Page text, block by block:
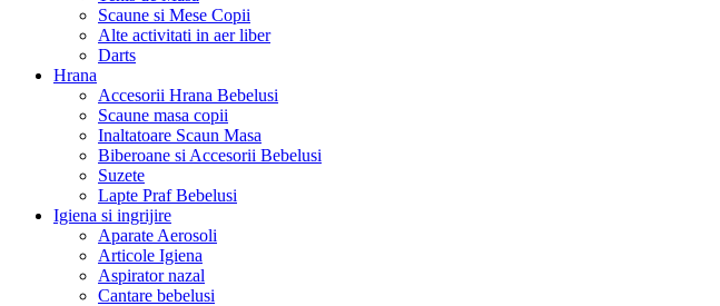
Scaune si Mese Copii
Alte activitati in aer liber
Darts
Hrana
Accesorii Hrana Bebelusi
Scaune masa copii
Inaltatoare Scaun Masa
Biberoane si Accesorii Bebelusi
Suzete
Lapte Praf Bebelusi
Igiena si ingrijire
Aparate Aerosoli
Articole Igiena
Aspirator nazal
Cantare bebelusi